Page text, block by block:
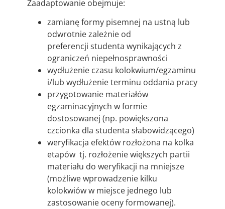
Zaadaptowanie obejmuje:
zamianę formy pisemnej na ustną lub
odwrotnie zależnie od
preferencji studenta wynikających z
ograniczeń niepełnosprawności
wydłużenie czasu kolokwium/egzaminu
i/lub wydłużenie terminu oddania pracy
przygotowanie materiałów
egzaminacyjnych w formie
dostosowanej (np. powiększona
czcionka dla studenta słabowidzącego)
weryfikacja efektów rozłożona na kolka
etapów tj. rozłożenie większych partii
materiału do weryfikacji na mniejsze
(możliwe wprowadzenie kilku
kolokwiów w miejsce jednego lub
zastosowanie oceny formowanej).